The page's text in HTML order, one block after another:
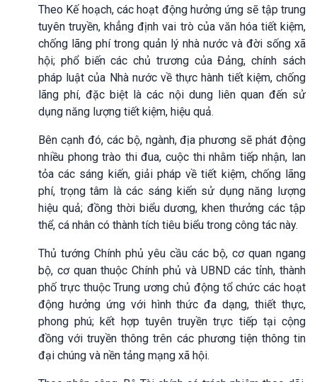
Theo Kế hoạch, các hoạt động hưởng ứng sẽ tập trung
tuyên truyền, khẳng định vai trò của văn hóa tiết kiệm,
chống lãng phí trong quản lý nhà nước và đời sống xã
hội; phổ biến các chủ trương của Đảng, chính sách
pháp luật của Nhà nước về thực hành tiết kiệm, chống
lãng phí, đặc biệt là các nội dung liên quan đến sử
dụng năng lượng tiết kiệm, hiệu quả.
Bên cạnh đó, các bộ, ngành, địa phương sẽ phát động
nhiều phong trào thi đua, cuộc thi nhằm tiếp nhận, lan
tỏa các sáng kiến, giải pháp về tiết kiệm, chống lãng
phí, trọng tâm là các sáng kiến sử dụng năng lượng
hiệu quả; đồng thời biểu dương, khen thưởng các tập
thể, cá nhân có thành tích tiêu biểu trong công tác này.
Thủ tướng Chính phủ yêu cầu các bộ, cơ quan ngang
bộ, cơ quan thuộc Chính phủ và UBND các tỉnh, thành
phố trực thuộc Trung ương chủ động tổ chức các hoạt
động hưởng ứng với hình thức đa dạng, thiết thực,
phong phú; kết hợp tuyên truyền trực tiếp tại cộng
đồng với truyền thông trên các phương tiện thông tin
đại chúng và nền tảng mạng xã hội.